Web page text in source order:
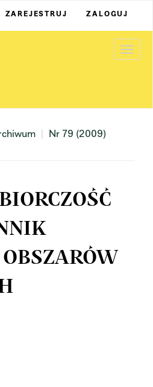
ZAREJESTRUJ ZALOGUJ
Nr 79 (2009)